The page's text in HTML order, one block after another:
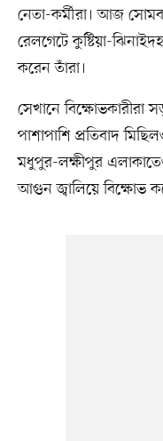
নেতা-কর্মীরা। আজ
রেলগেটে কুষ্টিয়া-
করেন তাঁরা।
সেখানে বিক্ষোভকারীরা
পাশাপাশি প্রতিবাদ
মধুপুর-লক্ষীপুর
আগুন জ্বালিয়ে বিক্ষোভ